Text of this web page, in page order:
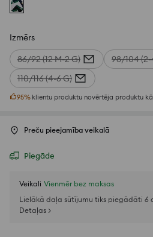
Izmērs
86/92 (12 M-2 G)
98/104 (2-
110/116 (4-6 G)
95% klientu produktu novērtēja produktu
Preču pieejamība veikalā
Piegāde
Veikali Vienmēr bez maksas
Lielākā daļa sūtījumu tiks piegādāti 6
Detaļas >